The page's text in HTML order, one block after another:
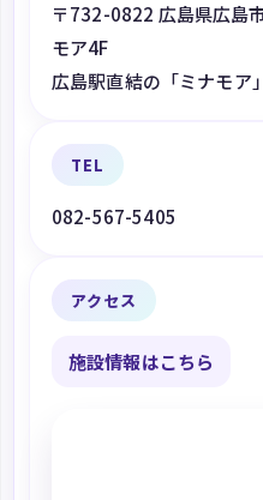
〒732-0822 広島県広島
モア4F
広島駅直結の「ミナモア
TEL
082-567-5405
アクセス
施設情報はこちら